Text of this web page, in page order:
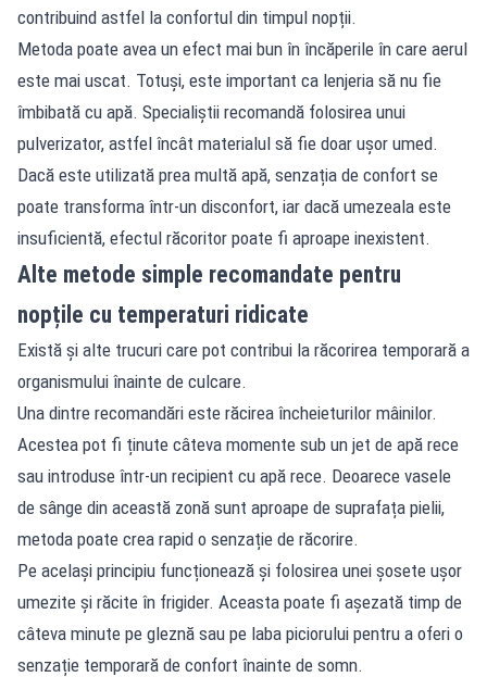
contribuind astfel la confortul din timpul nopții.
Metoda poate avea un efect mai bun în încăperile în care aerul
este mai uscat. Totuși, este important ca lenjeria să nu fie
îmbibată cu apă. Specialiștii recomandă folosirea unui
pulverizator, astfel încât materialul să fie doar ușor umed.
Dacă este utilizată prea multă apă, senzația de confort se
poate transforma într-un disconfort, iar dacă umezeala este
insuficientă, efectul răcoritor poate fi aproape inexistent.
Alte metode simple recomandate pentru
nopțile cu temperaturi ridicate
Există și alte trucuri care pot contribui la răcorirea temporară a
organismului înainte de culcare.
Una dintre recomandări este răcirea încheieturilor mâinilor.
Acestea pot fi ținute câteva momente sub un jet de apă rece
sau introduse într-un recipient cu apă rece. Deoarece vasele
de sânge din această zonă sunt aproape de suprafața pielii,
metoda poate crea rapid o senzație de răcorire.
Pe același principiu funcționează și folosirea unei șosete ușor
umezite și răcite în frigider. Aceasta poate fi așezată timp de
câteva minute pe gleznă sau pe laba piciorului pentru a oferi o
senzație temporară de confort înainte de somn.